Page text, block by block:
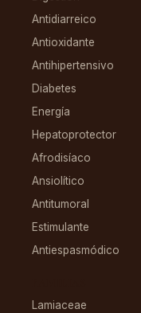
Antidiarreico
Antioxidante
Antihipertensivo
Diabetes
Energía
Hepatoprotector
Afrodisíaco
Ansiolítico
Antitumoral
Estimulante
Antiespasmódico
Lamiaceae